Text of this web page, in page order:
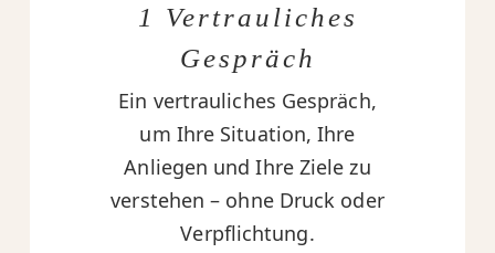
1 Vertrauliches
Gespräch
Ein vertrauliches Gespräch,
um Ihre Situation, Ihre
Anliegen und Ihre Ziele zu
verstehen – ohne Druck oder
Verpflichtung.